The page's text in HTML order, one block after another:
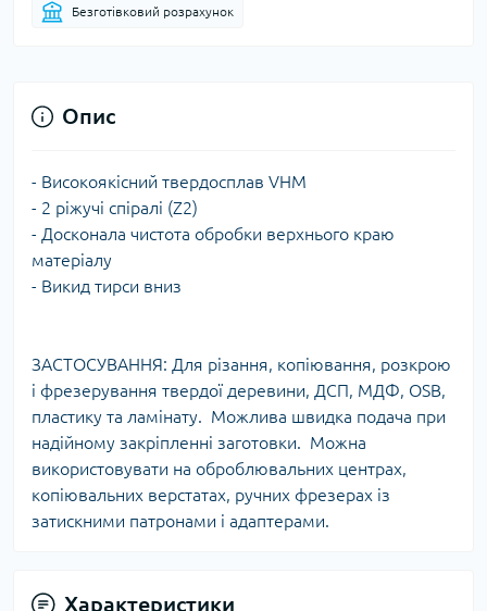
Безготівковий розрахунок
Опис
- Високоякісний твердосплав VHM
- 2 ріжучі спіралі (Z2)
- Досконала чистота обробки верхнього краю
матеріалу
- Викид тирси вниз
ЗАСТОСУВАННЯ: Для різання, копіювання, розкрою
і фрезерування твердої деревини, ДСП, МДФ, OSB,
пластику та ламінату. Можлива швидка подача при
надійному закріпленні заготовки. Можна
використовувати на оброблювальних центрах,
копіювальних верстатах, ручних фрезерах із
затискними патронами і адаптерами.
Характеристики